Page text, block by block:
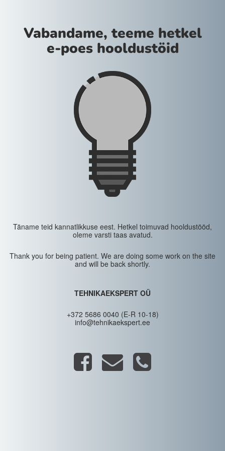
Vabandame, teeme hetkel
e-poes hooldustöid
Täname teid kannatlikkuse eest. Hetkel toimuvad hooldustööd,
oleme varsti taas avatud.
Thank you for being patient. We are doing some work on the site
and will be back shortly.
TEHNIKAEKSPERT OÜ
+372 5686 0040 (E-R 10-18)
info@tehnikaekspert.ee